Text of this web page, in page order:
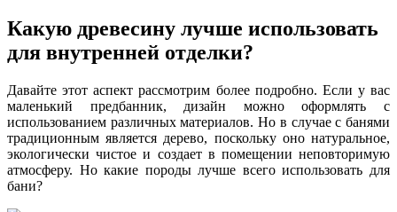
Какую древесину лучше использовать
для внутренней отделки?
Давайте этот аспект рассмотрим более подробно. Если у вас
маленький предбанник, дизайн можно оформлять с
использованием различных материалов. Но в случае с банями
традиционным является дерево, поскольку оно натуральное,
экологически чистое и создает в помещении неповторимую
атмосферу. Но какие породы лучше всего использовать для
бани?